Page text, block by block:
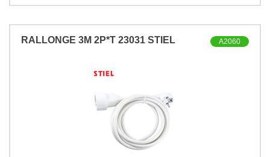
RALLONGE 3M 2P*T 23031 STIEL A2060